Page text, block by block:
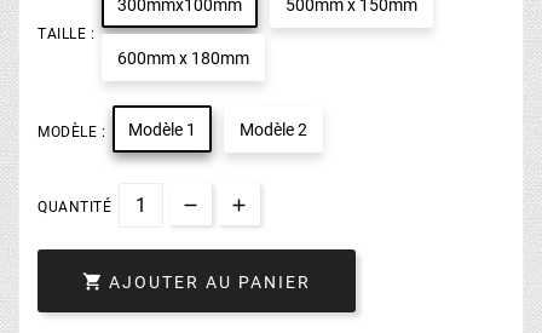
TAILLE :
300mmx100mm 500mm x 150mm
600mm x 180mm
MODÈLE : Modèle 1 Modèle 2
QUANTITÉ
 AJOUTER AU PANIER